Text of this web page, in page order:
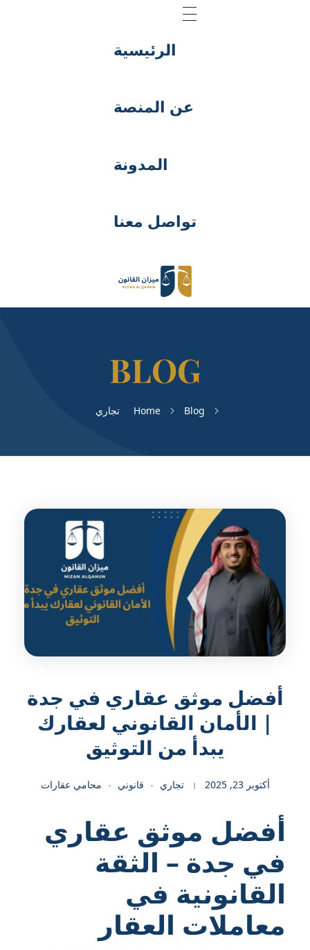
الرئيسية
عن المنصة
المدونة
تواصل معنا
Home Blog تجاري
أفضل موثق عقاري في جدة
| الأمان القانوني لعقارك
يبدأ من التوثيق
أكتوبر 23, 2025 تجاري قانوني محامي عقارات
أفضل موثق عقاري
في جدة – الثقة
القانونية في
معاملات العقار